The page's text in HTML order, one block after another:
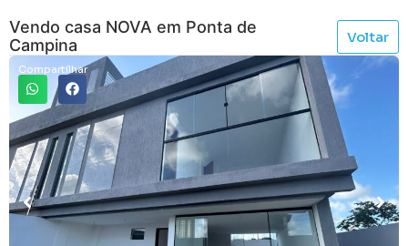
Vendo casa NOVA em Ponta de
Campina
Voltar
Compartilhar